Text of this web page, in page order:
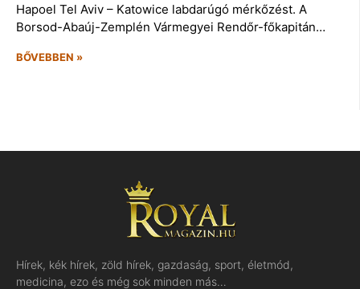
Hapoel Tel Aviv – Katowice labdarúgó mérkőzést. A
Borsod-Abaúj-Zemplén Vármegyei Rendőr-főkapitán…
BŐVEBBEN »
Hírek, kék hírek, zöld hírek, gazdaság, sport, életmód,
medicina, ezo és még sok minden más…